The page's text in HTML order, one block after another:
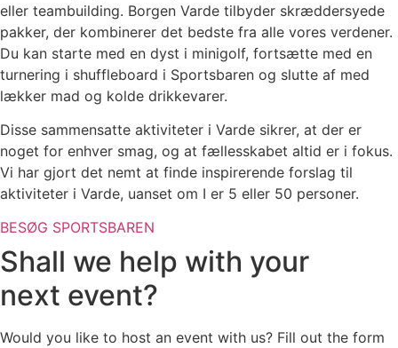
eller teambuilding. Borgen Varde tilbyder skræddersyede
pakker, der kombinerer det bedste fra alle vores verdener.
Du kan starte med en dyst i minigolf, fortsætte med en
turnering i shuffleboard i Sportsbaren og slutte af med
lækker mad og kolde drikkevarer.
Disse sammensatte aktiviteter i Varde sikrer, at der er
noget for enhver smag, og at fællesskabet altid er i fokus.
Vi har gjort det nemt at finde inspirerende forslag til
aktiviteter i Varde, uanset om I er 5 eller 50 personer.
BESØG SPORTSBAREN
Shall we help with your
next event?
Would you like to host an event with us? Fill out the form